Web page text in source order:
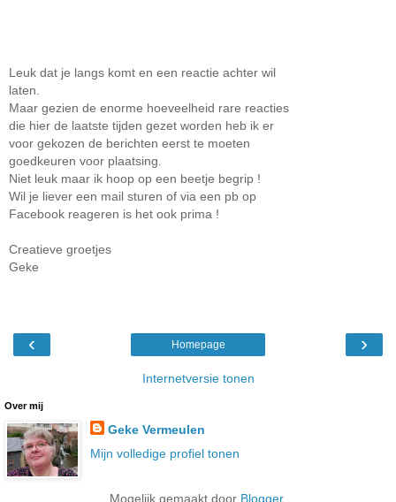
Leuk dat je langs komt en een reactie achter wil
laten.
Maar gezien de enorme hoeveelheid rare reacties
die hier de laatste tijden gezet worden heb ik er
voor gekozen de berichten eerst te moeten
goedkeuren voor plaatsing.
Niet leuk maar ik hoop op een beetje begrip !
Wil je liever een mail sturen of via een pb op
Facebook reageren is het ook prima !
Creatieve groetjes
Geke
‹ ›
Homepage
Internetversie tonen
Over mij
Geke Vermeulen
Mijn volledige profiel tonen
Mogelijk gemaakt door Blogger.